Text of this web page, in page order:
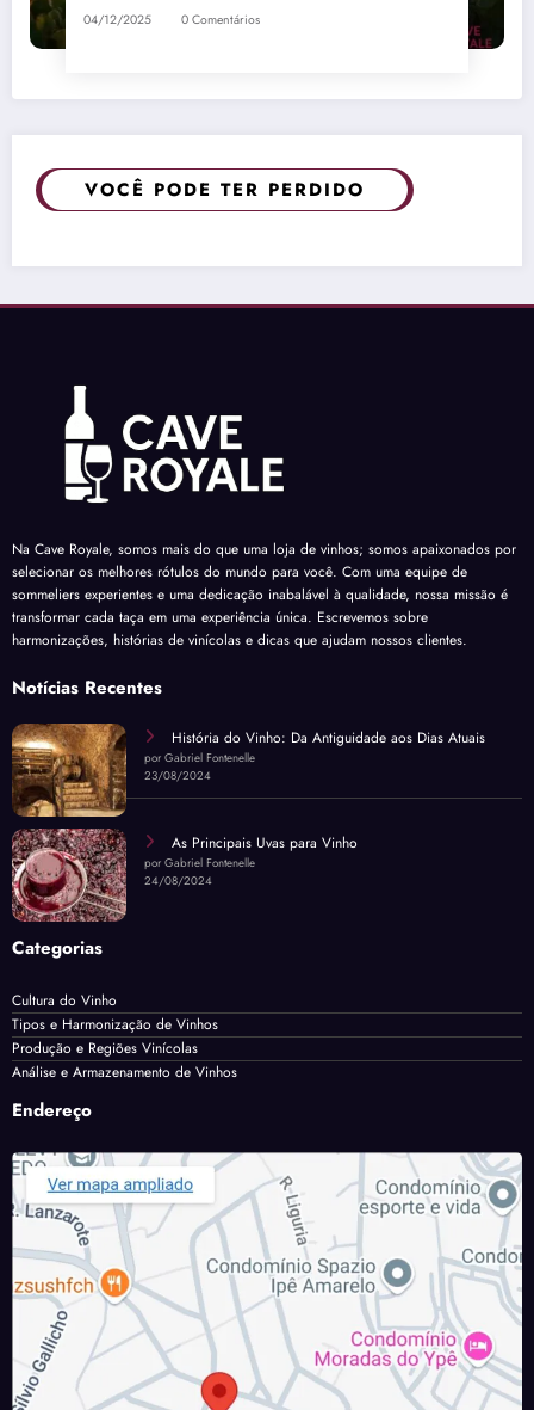
04/12/2025 0 Comentários
VOCÊ PODE TER PERDIDO
Na Cave Royale, somos mais do que uma loja de vinhos; somos apaixonados por
selecionar os melhores rótulos do mundo para você. Com uma equipe de
sommeliers experientes e uma dedicação inabalável à qualidade, nossa missão é
transformar cada taça em uma experiência única. Escrevemos sobre
harmonizações, histórias de vinícolas e dicas que ajudam nossos clientes.
Notícias Recentes
História do Vinho: Da Antiguidade aos Dias Atuais
por Gabriel Fontenelle
23/08/2024
As Principais Uvas para Vinho
por Gabriel Fontenelle
24/08/2024
Categorias
Cultura do Vinho
Tipos e Harmonização de Vinhos
Produção e Regiões Vinícolas
Análise e Armazenamento de Vinhos
Endereço